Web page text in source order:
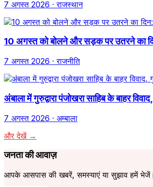
7 अगस्त 2026 · राजस्थान
10 अगस्त को बोलने और सड़क पर उतरने का
7 अगस्त 2026 · राजनीति
अंबाला में गुरुद्वारा पंजोखरा साहिब के बाहर
7 अगस्त 2026 · अम्बाला
और देखें →
जनता की आवाज़
आपके आसपास की खबरें, समस्याएं या सुझाव हमें भेजें।